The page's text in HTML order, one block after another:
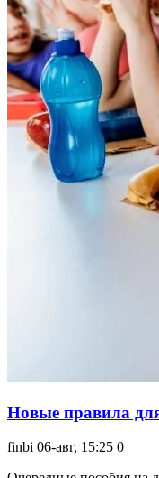
Новые правила
finbi 06-авг, 15:25 0